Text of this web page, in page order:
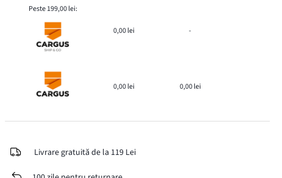
Peste 199,00 lei:
0,00 lei -
0,00 lei 0,00 lei
Livrare gratuită de la 119 Lei